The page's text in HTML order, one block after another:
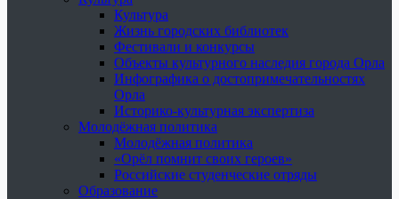
Культура
Жизнь городских библиотек
Фестивали и конкурсы
Объекты культурного наследия города Орла
Инфографика о достопримечательностях
Орла
Историко-культурная экспертиза
Молодёжная политика
Молодёжная политика
«Орёл помнит своих героев»
Российские студенческие отряды
Образование